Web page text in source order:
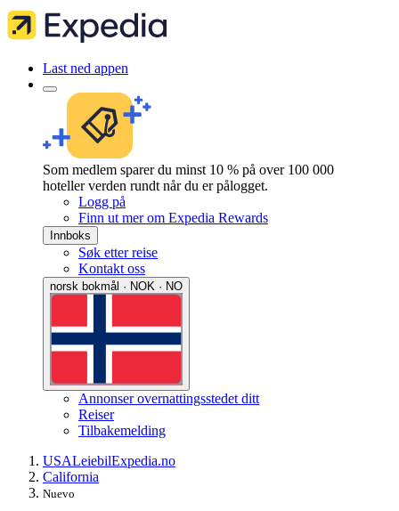
Last ned appen
Som medlem sparer du minst 10 % på over 100 000
hoteller verden rundt når du er pålogget.
Logg på
Finn ut mer om Expedia Rewards
Innboks
Søk etter reise
Kontakt oss
norsk bokmål · NOK · NO
Annonser overnattingsstedet ditt
Reiser
Tilbakemelding
USALeiebilExpedia.no
California
Nuevo